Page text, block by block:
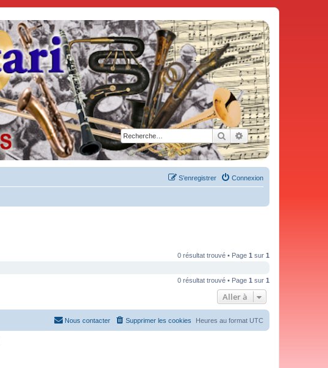
Rechercher
Recherche avancée
Connexion
S’enregistrer
0 résultat trouvé • Page 1 sur 1
0 résultat trouvé • Page 1 sur 1
Aller à
Heures au format UTC
Supprimer les cookies
Nous contacter